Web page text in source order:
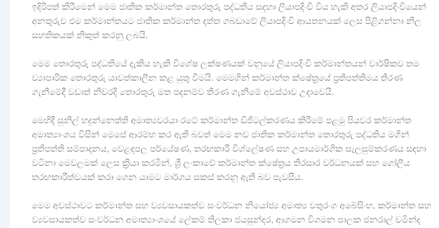
ඉදිරිපත් කිරීමෙන් මෙම ජාතික කර්මාන්ත තොරතුරු පද්ධතිය සදහා ලියාපදිංචි විය හැකි අතර ලියාපදිංචියෙන්
අනතුරුව එම කර්මාන්තයට ජාතික කර්මාන්ත දත්ත ගබඩාවේ ලියාපදිංචි ආයතනයක් ලෙස පිළිගන්නා නිල
සහතිකයක් නිකුත් කරනු ලබයි.
මෙම තොරතුරු පද්ධතියේ දැකිය හැකි විශේෂ ලක්ෂණයක් වනුයේ ලියාපදිංචි කර්මාන්තයන් වාර්ෂිකව තම
ව්‍යාපාරික තොරතුරු යාවත්කාලීන කළ යුතු වීමයි. මෙමගින් කර්මාන්ත ක්ෂේත්‍රයේ ප්‍රතිපත්තිමය තීරණ
ගැනීමේදී වඩාත් නිවරදි තොරතුරු මත පදනම්ව තීරණ ගැනීමේ අවස්ථාව උදාවෙයි.
මෙහිදී සුනිල් හදුන්නෙත්ති අමාත්‍යවරයා රටේ කර්මාන්ත ඩිජිටල්කරණය කිරීමේ පළමු පියවර කර්මාන්ත
අමාත්‍යාංශය විසින් මෙසේ ආරම්භ කර ඇති බවත් මෙම නව ජාතික කර්මාන්ත තොරතුරු පද්ධතිය මගින්
ප්‍රතිපත්ති සම්පාදනය, වෙළඳපල පර්යේෂණ, තරඟකාරී විශ්ලේෂණ සහ උපායමාර්ගික සැලසුම්කරණය සඳහා
වටිනා මෙවලමක් ලෙස ක්‍රියා කරමින්, ශ්‍රී ලංකාවේ කර්මාන්ත ක්ෂේත්‍රය තිරසාර වර්ධනයක් සහ ගෝලීය
තරඟකාරීත්වයක් කරා ගෙන යාමට මාර්ගය සකස් කරනු ඇති බව පැවසීය.
මෙම අවස්ථාවට කර්මාන්ත සහ ව්‍යවසායකත්ව සංවර්ධන නියෝජ්‍ය අමාත්‍ය චතුරංග අබේසිංහ, කර්මාන්ත සහ
ව්‍යවසායකත්ව සංවර්ධන අමාත්‍යාංශයේ ලේකම් තිලකා ජයසුන්දර, ආගමන විගමන පාලක ජනරාල් චමින්ද